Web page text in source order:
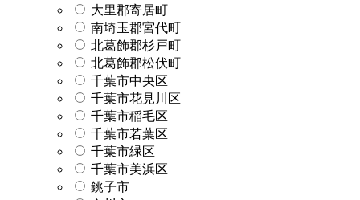
大里郡寄居町
南埼玉郡宮代町
北葛飾郡杉戸町
北葛飾郡松伏町
千葉市中央区
千葉市花見川区
千葉市稲毛区
千葉市若葉区
千葉市緑区
千葉市美浜区
銚子市